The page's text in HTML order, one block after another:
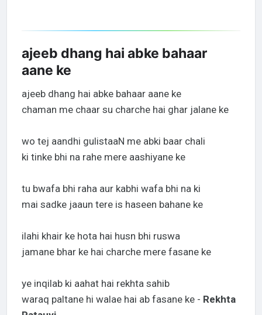
ajeeb dhang hai abke bahaar
aane ke
ajeeb dhang hai abke bahaar aane ke
chaman me chaar su charche hai ghar jalane ke
wo tej aandhi gulistaaN me abki baar chali
ki tinke bhi na rahe mere aashiyane ke
tu bwafa bhi raha aur kabhi wafa bhi na ki
mai sadke jaaun tere is haseen bahane ke
ilahi khair ke hota hai husn bhi ruswa
jamane bhar ke hai charche mere fasane ke
ye inqilab ki aahat hai rekhta sahib
waraq paltane hi walae hai ab fasane ke - Rekhta